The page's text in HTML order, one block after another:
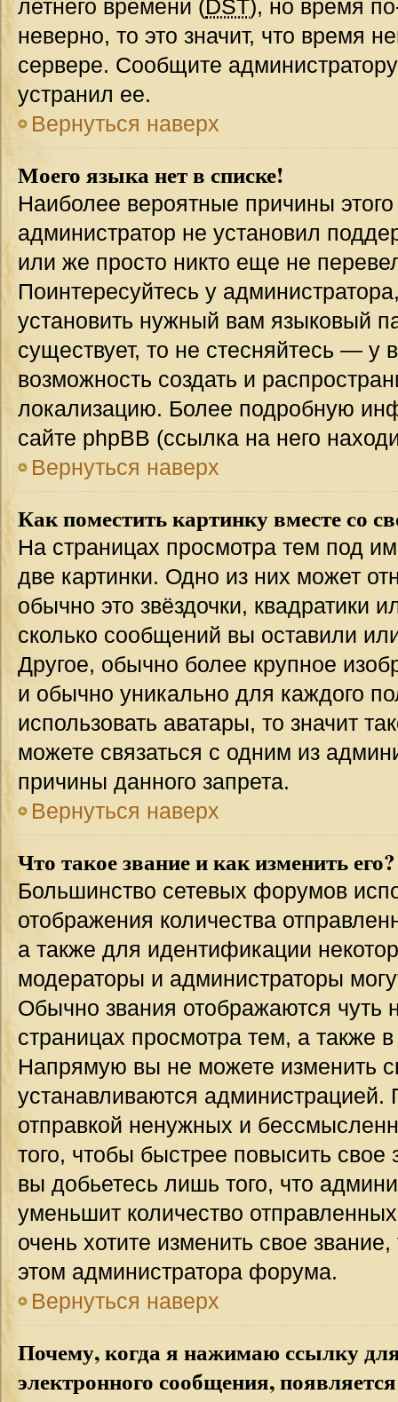
летнего времени (DST), но время
неверно, то это значит, что время
сервере. Сообщите
устранил ее.
Вернуться наверх
Моего языка нет в списке!
Наиболее вероятные причины этого
администратор не установил
или же просто никто еще не
Поинтересуйтесь у
установить нужный вам языковый
существует, то не стесняйтесь — у
возможность создать и
локализацию. Более подробную
сайте phpBB (ссылка на него
Вернуться наверх
Как поместить картинку вместе со
На страницах просмотра тем под
две картинки. Одно из них может
обычно это звёздочки, квадратики
сколько сообщений вы оставили
Другое, обычно более крупное
и обычно уникально для каждого
использовать аватары, то значит
можете связаться с одним из
причины данного запрета.
Вернуться наверх
Что такое звание и как изменить его?
Большинство сетевых форумов
отображения количества
а также для идентификации
модераторы и администраторы
Обычно звания отображаются чуть
страницах просмотра тем, а также
Напрямую вы не можете изменить
устанавливаются администрацией.
отправкой ненужных и
того, чтобы быстрее повысить
вы добьетесь лишь того, что
уменьшит количество
очень хотите изменить свое
этом администратора форума.
Вернуться наверх
Почему, когда я нажимаю ссылку
электронного сообщения,